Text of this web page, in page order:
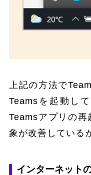
上記の方法で
Teamsを起動し
Teamsアプリの再
象が改善している
インターネット